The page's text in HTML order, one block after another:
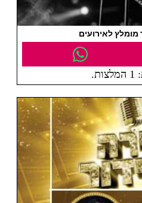
מומלץ לאירועים